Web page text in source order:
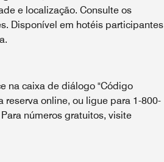
e localização. Consulte os
Disponível em hotéis participantes
na caixa de diálogo "Código
online, ou ligue para 1-800-
números gratuitos, visite